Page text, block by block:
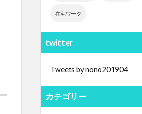
在宅ワーク
twitter
Tweets by nono201904
カテゴリー